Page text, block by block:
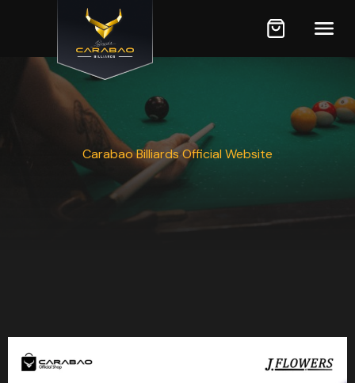
Carabao Billiards Official Website